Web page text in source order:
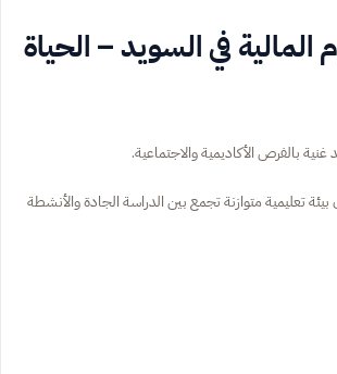
المالية في السويد – الحياة
غنية بالفرص الأكاديمية والاجتماعية.
تعليمية متوازنة تجمع بين الدراسة الجادة والأنشطة